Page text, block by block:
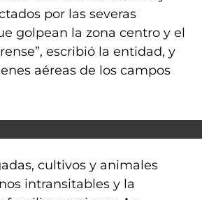
por las severas
golpean la zona centro y el
escribió la entidad, y
aéreas de los campos
cultivos y animales
intransitables y la